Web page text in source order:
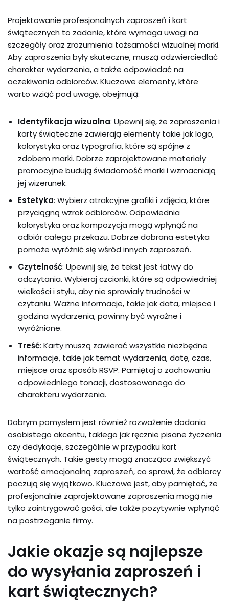
Projektowanie profesjonalnych zaproszeń i kart
świątecznych to zadanie, które wymaga uwagi na
szczegóły oraz zrozumienia tożsamości wizualnej marki.
Aby zaproszenia były skuteczne, muszą odzwierciedlać
charakter wydarzenia, a także odpowiadać na
oczekiwania odbiorców. Kluczowe elementy, które
warto wziąć pod uwagę, obejmują:
Identyfikacja wizualna: Upewnij się, że zaproszenia i
karty świąteczne zawierają elementy takie jak logo,
kolorystyka oraz typografia, które są spójne z
zdobem marki. Dobrze zaprojektowane materiały
promocyjne budują świadomość marki i wzmacniają
jej wizerunek.
Estetyka: Wybierz atrakcyjne grafiki i zdjęcia, które
przyciągną wzrok odbiorców. Odpowiednia
kolorystyka oraz kompozycja mogą wpłynąć na
odbiór całego przekazu. Dobrze dobrana estetyka
pomoże wyróżnić się wśród innych zaproszeń.
Czytelność: Upewnij się, że tekst jest łatwy do
odczytania. Wybieraj czcionki, które są odpowiedniej
wielkości i stylu, aby nie sprawiały trudności w
czytaniu. Ważne informacje, takie jak data, miejsce i
godzina wydarzenia, powinny być wyraźne i
wyróżnione.
Treść: Karty muszą zawierać wszystkie niezbędne
informacje, takie jak temat wydarzenia, datę, czas,
miejsce oraz sposób RSVP. Pamiętaj o zachowaniu
odpowiedniego tonacji, dostosowanego do
charakteru wydarzenia.
Dobrym pomysłem jest również rozważenie dodania
osobistego akcentu, takiego jak ręcznie pisane życzenia
czy dedykacje, szczególnie w przypadku kart
świątecznych. Takie gesty mogą znacząco zwiększyć
wartość emocjonalną zaproszeń, co sprawi, że odbiorcy
poczują się wyjątkowo. Kluczowe jest, aby pamiętać, że
profesjonalnie zaprojektowane zaproszenia mogą nie
tylko zaintrygować gości, ale także pozytywnie wpłynąć
na postrzeganie firmy.
Jakie okazje są najlepsze
do wysyłania zaproszeń i
kart świątecznych?